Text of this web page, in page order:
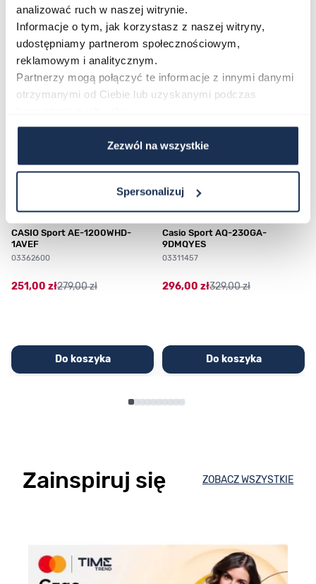
analizować ruch w naszej witrynie.
Informacje o tym, jak korzystasz z naszej witryny,
udostępniamy partnerom społecznościowym,
reklamowym i analitycznym.
Partnerzy mogą połączyć te informacje z innymi danymi
otrzymanymi od Ciebie lub uzyskanymi podczas
Zezwól na wszystkie
Spersonalizuj
Najczęściej kupowane
Poruszanie się po elementach karuzeli jest możliwe za pomocą
Naciśnij, aby pominąć karuzelę
Naciśnij, aby przejść do nawigacji karuzeli
CASIO Sport AE-1200WHD-
1AVEF
03362600
251,00 zł279,00 zł
Do koszyka
Casio Sport AQ-230GA-
9DMQYES
03311457
296,00 zł329,00 zł
Do koszyka
Zainspiruj się ZOBACZ WSZYSTKIE